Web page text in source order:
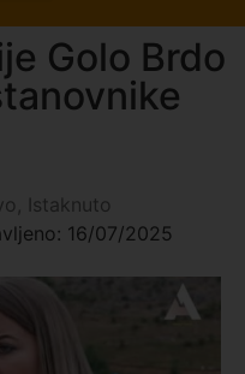
Golo Brdo
Istaknuto
16/07/2025